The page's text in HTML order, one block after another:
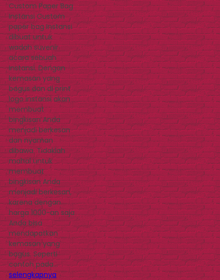
Custom Paper Bag
Instansi Custom
paper bag Instansi
dibuat untuk
wadah suvenir
acara sebuah
Instansi. Dengan
kemasan yang
bagus dan di print
logo instansi akan
membuat
bingkisan Anda
menjadi berkesan
dan nyaman
dibawa. Tidaklah
mahal untuk
membuat
bingkisan Anda
menjadi berkesan,
karena dengan
harga 1000-an saja
Anda bisa
mendapatkan
kemasan yang
bagus. Seperti
contoh pada…
selengkapnya